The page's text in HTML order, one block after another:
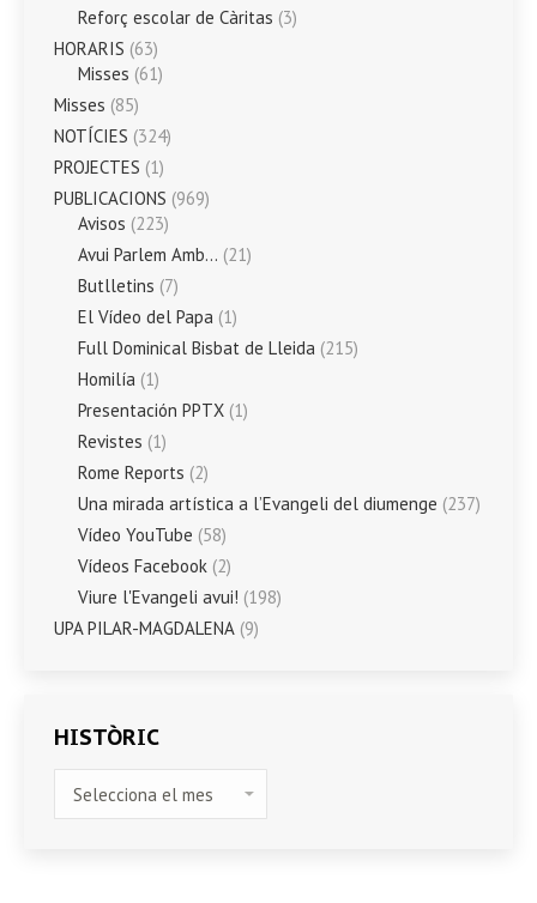
Reforç escolar de Càritas (3)
HORARIS (63)
Misses (61)
Misses (85)
NOTÍCIES (324)
PROJECTES (1)
PUBLICACIONS (969)
Avisos (223)
Avui Parlem Amb… (21)
Butlletins (7)
El Vídeo del Papa (1)
Full Dominical Bisbat de Lleida (215)
Homilía (1)
Presentación PPTX (1)
Revistes (1)
Rome Reports (2)
Una mirada artística a l’Evangeli del diumenge (237)
Vídeo YouTube (58)
Vídeos Facebook (2)
Viure l'Evangeli avui! (198)
UPA PILAR-MAGDALENA (9)
HISTÒRIC